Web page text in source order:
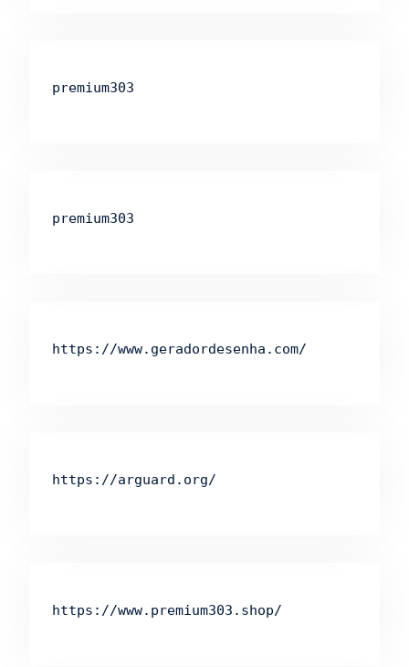
premium303
premium303
https://www.geradordesenha.com/
https://arguard.org/
https://www.premium303.shop/